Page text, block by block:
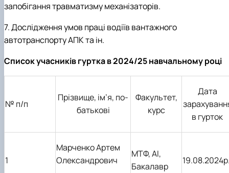
запобігання травматизму механізаторів.
7. Дослідження умов праці водіїв вантажного
автотранспорту АПК та ін.
Список учасників гуртка в 2024/25 навчальному році
№ п/п
Прізвище, ім’я, по-
батькові
Факультет,
курс
Дата
в гурток
1
Марченко Артем
Олександрович
МТФ, АІ,
Бакалавр